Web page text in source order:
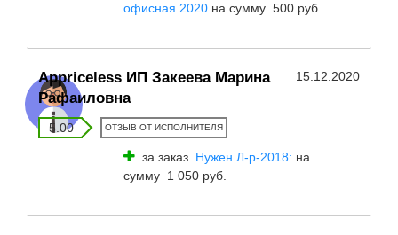
офисная 2020 на сумму 500 руб.
Appriceless ИП Закеева Марина
Рафаиловна
15.12.2020
5.00 ОТЗЫВ ОТ ИСПОЛНИТЕЛЯ
за заказ Нужен Л-р-2018: на
сумму 1 050 руб.